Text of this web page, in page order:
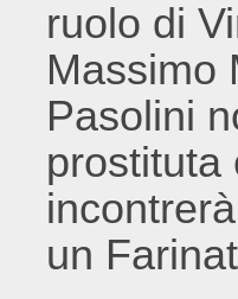
ruolo di
Massimo
Pasolini
prostituta
un